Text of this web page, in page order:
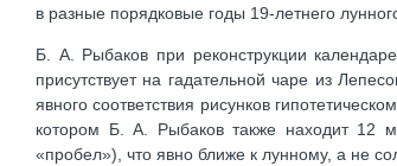
в разные порядковые годы 19-летнего
Б. А. Рыбаков при реконструкции
присутствует на гадательной чаре из
явного соответствия рисунков
котором Б. А. Рыбаков также находит 12
«пробел»), что явно ближе к лунному, а не